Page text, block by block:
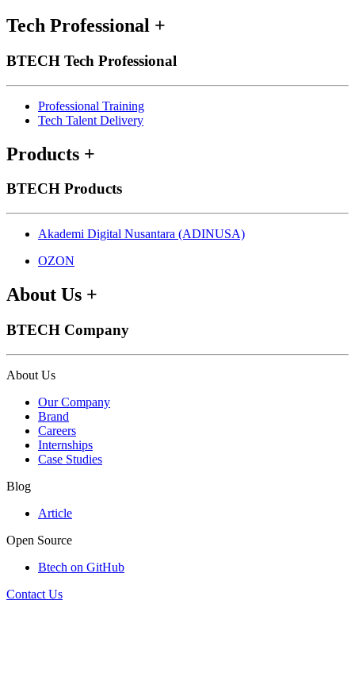
Tech Professional +
BTECH Tech Professional
Professional Training
Tech Talent Delivery
Products +
BTECH Products
Akademi Digital Nusantara (ADINUSA)
OZON
About Us +
BTECH Company
About Us
Our Company
Brand
Careers
Internships
Case Studies
Blog
Article
Open Source
Btech on GitHub
Contact Us